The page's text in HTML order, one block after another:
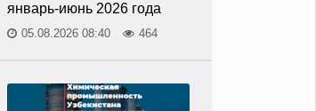
январь-июнь 2026 года
05.08.2026 08:40 464